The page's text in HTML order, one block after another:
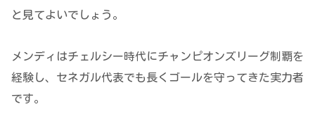
と見てよいでしょう。
メンディはチェルシー時代にチャンピオンズリーグ制覇を
経験し、セネガル代表でも長くゴールを守ってきた実力者
です。